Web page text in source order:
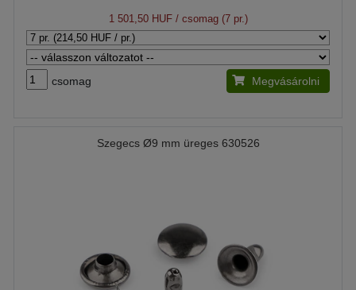
1 501,50 HUF/ csomag (7 pr.)
csomag Megvásárolni
Szegecs Ø9 mm üreges 630526